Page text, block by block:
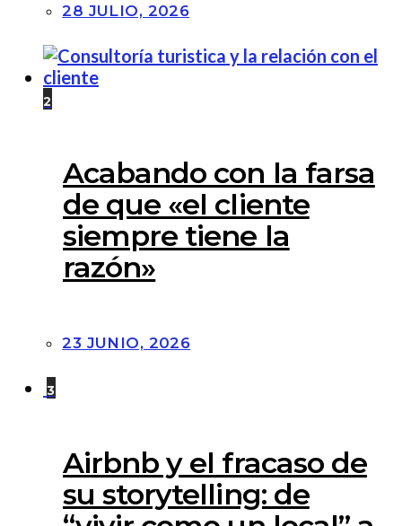
28 JULIO, 2026
2
Acabando con la farsa
de que «el cliente
siempre tiene la
razón»
23 JUNIO, 2026
3
Airbnb y el fracaso de
su storytelling: de